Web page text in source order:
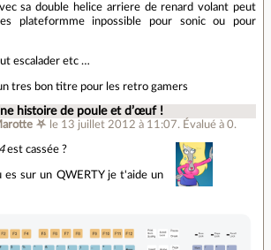
sa double helice arriere de renard volant peut
plateformme inpossible pour sonic ou pour
escalader etc …
tres bon titre pour les retro gamers
histoire de poule et d’œuf !
⛧ le 13 juillet 2012 à 11:07. Évalué à 0.
4est cassée ?
es sur un QWERTY je t'aide un